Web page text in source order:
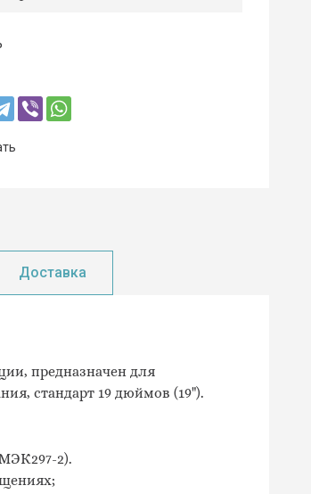
Доставка
предназначен для
стандарт 19 дюймов (19").
2).